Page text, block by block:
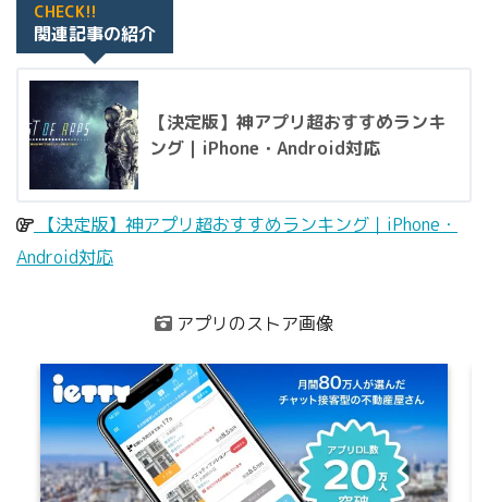
CHECK!!
関連記事の紹介
【決定版】神アプリ超おすすめランキ
ング｜iPhone・Android対応
【決定版】神アプリ超おすすめランキング｜iPhone・
Android対応
アプリのストア画像